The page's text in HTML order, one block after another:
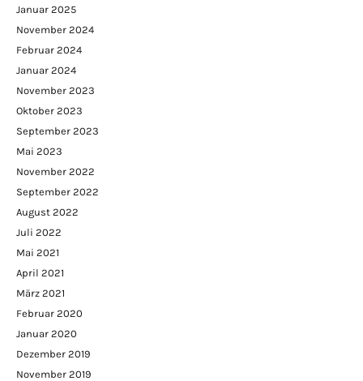
Januar 2025
November 2024
Februar 2024
Januar 2024
November 2023
Oktober 2023
September 2023
Mai 2023
November 2022
September 2022
August 2022
Juli 2022
Mai 2021
April 2021
März 2021
Februar 2020
Januar 2020
Dezember 2019
November 2019